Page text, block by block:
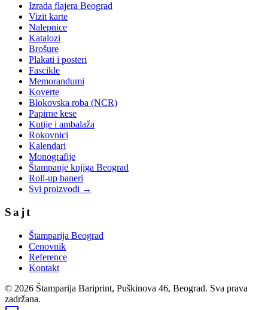
Izrada flajera Beograd
Vizit karte
Nalepnice
Katalozi
Brošure
Plakati i posteri
Fascikle
Memorandumi
Koverte
Blokovska roba (NCR)
Papirne kese
Kutije i ambalaža
Rokovnici
Kalendari
Monografije
Štampanje knjiga Beograd
Roll-up baneri
Svi proizvodi →
Sajt
Štamparija Beograd
Cenovnik
Reference
Kontakt
© 2026 Štamparija Bariprint, Puškinova 46, Beograd. Sva prava
zadržana.